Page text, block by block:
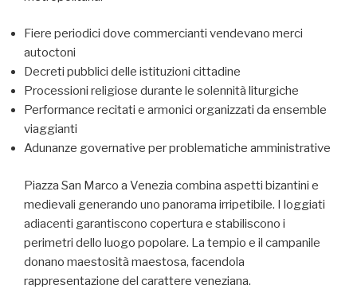
Fiere periodici dove commercianti vendevano merci
autoctoni
Decreti pubblici delle istituzioni cittadine
Processioni religiose durante le solennità liturgiche
Performance recitati e armonici organizzati da ensemble
viaggianti
Adunanze governative per problematiche amministrative
Piazza San Marco a Venezia combina aspetti bizantini e
medievali generando uno panorama irripetibile. I loggiati
adiacenti garantiscono copertura e stabiliscono i
perimetri dello luogo popolare. La tempio e il campanile
donano maestosità maestosa, facendola
rappresentazione del carattere veneziana.